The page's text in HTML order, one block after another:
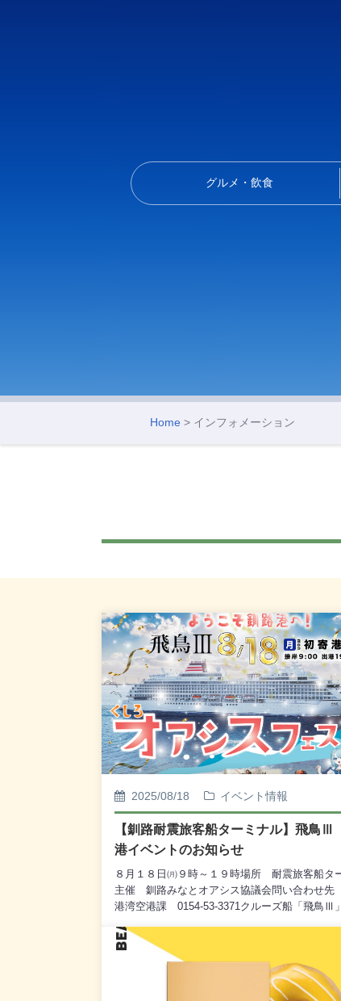
グルメ・飲食
Home > インフォメーション
2025/08/18 イベント情報
【釧路耐震旅客船ターミナル】飛鳥
港イベントのお知らせ
８月１８日㈪９時～１９時場所 耐震旅客船タ
主催 釧路みなとオアシス協議会問い合わせ
港湾空港課 0154-53-3371クルーズ船「飛鳥Ⅲ
ご来場心よりお待ちしております。